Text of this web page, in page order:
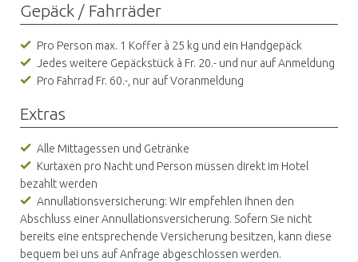
Gepäck / Fahrräder
Pro Person max. 1 Koffer à 25 kg und ein Handgepäck
Jedes weitere Gepäckstück à Fr. 20.- und nur auf Anmeldung
Pro Fahrrad Fr. 60.-, nur auf Voranmeldung
Extras
Alle Mittagessen und Getränke
Kurtaxen pro Nacht und Person müssen direkt im Hotel
bezahlt werden​​​​
Annullationsversicherung: Wir empfehlen Ihnen den
Abschluss einer Annullationsversicherung. Sofern Sie nicht
bereits eine entsprechende Versicherung besitzen, kann diese
bequem bei uns auf Anfrage abgeschlossen werden.